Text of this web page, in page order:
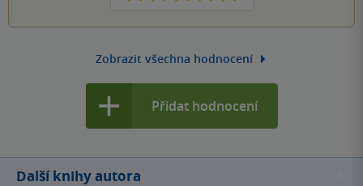
Zobrazit všechna hodnocení
Přidat hodnocení
Další knihy autora